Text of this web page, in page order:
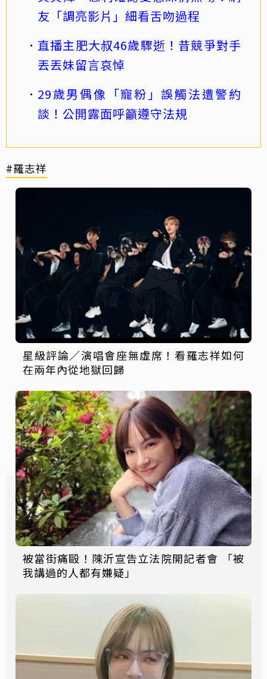
友「調亮影片」細看舌吻過程
直播主肥大叔46歲驟逝！昔競爭對手
丟丟妹留言哀悼
29歲男偶像「寵粉」誤觸法遭警約
談！公開露面呼籲遵守法規
#羅志祥
星級評論／演唱會座無虛席！看羅志祥如何
在兩年內從地獄回歸
被當街痛毆！陳沂宣告立法院開記者會 「被
我講過的人都有嫌疑」